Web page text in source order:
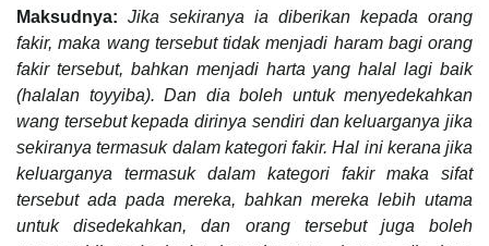
Maksudnya: Jika sekiranya ia diberikan kepada orang
fakir, maka wang tersebut tidak menjadi haram bagi orang
fakir tersebut, bahkan menjadi harta yang halal lagi baik
(halalan toyyiba). Dan dia boleh untuk menyedekahkan
wang tersebut kepada dirinya sendiri dan keluarganya jika
sekiranya termasuk dalam kategori fakir. Hal ini kerana jika
keluarganya termasuk dalam kategori fakir maka sifat
tersebut ada pada mereka, bahkan mereka lebih utama
untuk disedekahkan, dan orang tersebut juga boleh